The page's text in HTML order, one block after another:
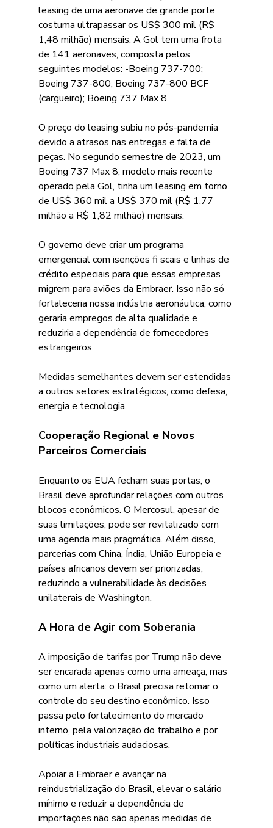
leasing de uma aeronave de grande porte
costuma ultrapassar os US$ 300 mil (R$
1,48 milhão) mensais. A Gol tem uma frota
de 141 aeronaves, composta pelos
seguintes modelos: -Boeing 737-700;
Boeing 737-800; Boeing 737-800 BCF
(cargueiro); Boeing 737 Max 8.
O preço do leasing subiu no pós-pandemia
devido a atrasos nas entregas e falta de
peças. No segundo semestre de 2023, um
Boeing 737 Max 8, modelo mais recente
operado pela Gol, tinha um leasing em torno
de US$ 360 mil a US$ 370 mil (R$ 1,77
milhão a R$ 1,82 milhão) mensais.
O governo deve criar um programa
emergencial com isenções fi scais e linhas de
crédito especiais para que essas empresas
migrem para aviões da Embraer. Isso não só
fortaleceria nossa indústria aeronáutica, como
geraria empregos de alta qualidade e
reduziria a dependência de fornecedores
estrangeiros.
Medidas semelhantes devem ser estendidas
a outros setores estratégicos, como defesa,
energia e tecnologia.
Cooperação Regional e Novos
Parceiros Comerciais
Enquanto os EUA fecham suas portas, o
Brasil deve aprofundar relações com outros
blocos econômicos. O Mercosul, apesar de
suas limitações, pode ser revitalizado com
uma agenda mais pragmática. Além disso,
parcerias com China, Índia, União Europeia e
países africanos devem ser priorizadas,
reduzindo a vulnerabilidade às decisões
unilaterais de Washington.
A Hora de Agir com Soberania
A imposição de tarifas por Trump não deve
ser encarada apenas como uma ameaça, mas
como um alerta: o Brasil precisa retomar o
controle do seu destino econômico. Isso
passa pelo fortalecimento do mercado
interno, pela valorização do trabalho e por
políticas industriais audaciosas.
Apoiar a Embraer e avançar na
reindustrialização do Brasil, elevar o salário
mínimo e reduzir a dependência de
importações não são apenas medidas de